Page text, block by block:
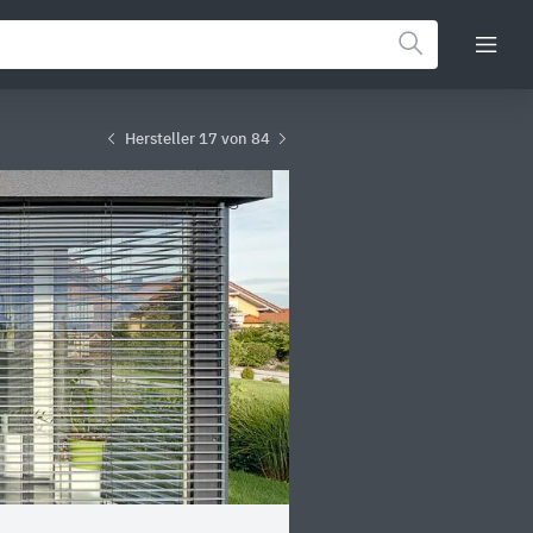
Hersteller 17 von 84